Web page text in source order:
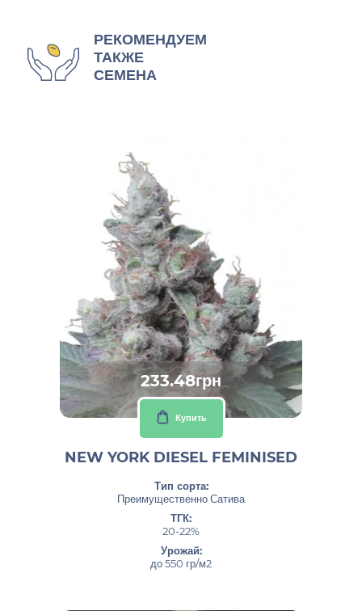
РЕКОМЕНДУЕМ
ТАКЖЕ
СЕМЕНА
233.48грн
Купить
NEW YORK DIESEL FEMINISED
Тип сорта:
Преимущественно Сатива
ТГК:
20-22%
Урожай:
до 550 гр/м2